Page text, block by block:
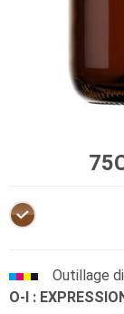
Outillage
O-I :